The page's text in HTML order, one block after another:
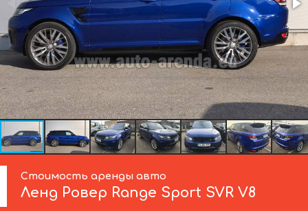
Стоимость аренды авто
Ленд Ровер Range Sport SVR V8